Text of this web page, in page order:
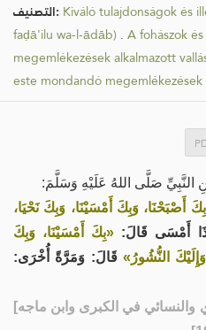
التصنيف: Kiváló tulajdonságok és
faḍā'ilu wa-l-ādāb) . A fohászok
megemlékezések alkalmazott
este mondandó megemlékezések
صَلَّى اللهُ عَلَيْهِ وَسَلَّمَ:
أَصْبَحْنَا، وَبِكَ أَمْسَيْنَا، وَبِكَ نَحْيَا،
أَمْسَى قَالَ: «بِكَ أَمْسَيْنَا، وَبِكَ
النُّشُورُ» قَالَ: وَمَرَّةً أُخْرَى:
والنسائي في الكبرى وابن ماجه]